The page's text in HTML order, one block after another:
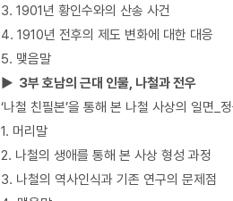
3. 1901년 황인수와의 산송 사건
4. 1910년 전후의 제도 변화에 대한 대응
5. 맺음말
▶ 3부 호남의 근대 인물, 나철과 전우
‘나철 친필본’을 통해 본 나철 사상의 일면_
1. 머리말
2. 나철의 생애를 통해 본 사상 형성 과정
3. 나철의 역사인식과 기존 연구의 문제점